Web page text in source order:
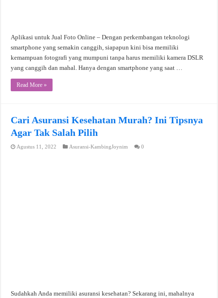
Aplikasi untuk Jual Foto Online – Dengan perkembangan teknologi
smartphone yang semakin canggih, siapapun kini bisa memiliki
kemampuan fotografi yang mumpuni tanpa harus memiliki kamera DSLR
yang canggih dan mahal. Hanya dengan smartphone yang saat …
Read More »
Cari Asuransi Kesehatan Murah? Ini Tipsnya
Agar Tak Salah Pilih
Agustus 11, 2022 Asuransi-KambingJoynim 0
Sudahkah Anda memiliki asuransi kesehatan? Sekarang ini, mahalnya